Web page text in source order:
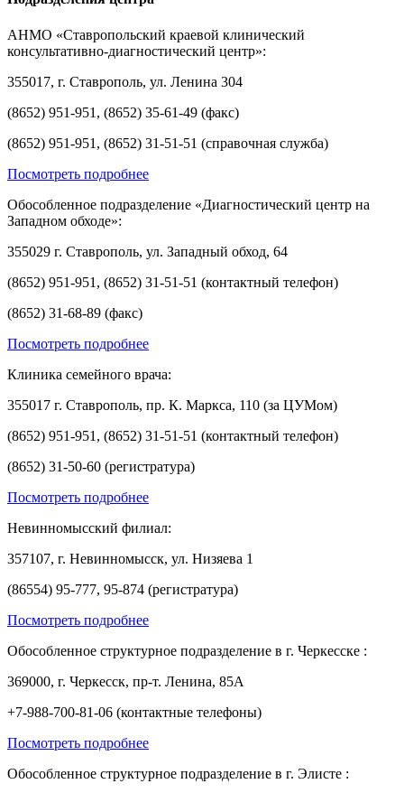
АНМО «Ставропольский краевой клинический
консультативно-диагностический центр»:
355017, г. Ставрополь, ул. Ленина 304
(8652) 951-951, (8652) 35-61-49 (факс)
(8652) 951-951, (8652) 31-51-51 (справочная служба)
Посмотреть подробнее
Обособленное подразделение «Диагностический центр на
Западном обходе»:
355029 г. Ставрополь, ул. Западный обход, 64
(8652) 951-951, (8652) 31-51-51 (контактный телефон)
(8652) 31-68-89 (факс)
Посмотреть подробнее
Клиника семейного врача:
355017 г. Ставрополь, пр. К. Маркса, 110 (за ЦУМом)
(8652) 951-951, (8652) 31-51-51 (контактный телефон)
(8652) 31-50-60 (регистратура)
Посмотреть подробнее
Невинномысский филиал:
357107, г. Невинномысск, ул. Низяева 1
(86554) 95-777, 95-874 (регистратура)
Посмотреть подробнее
Обособленное структурное подразделение в г. Черкесске :
369000, г. Черкесск, пр-т. Ленина, 85А
+7-988-700-81-06 (контактные телефоны)
Посмотреть подробнее
Обособленное структурное подразделение в г. Элисте :